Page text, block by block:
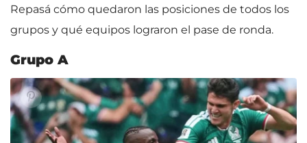
Repasá cómo quedaron las posiciones de todos los
grupos y qué equipos lograron el pase de ronda.
Grupo A